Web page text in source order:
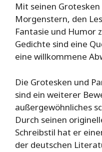
Mit seinen
Morgenstern, den
Fantasie und Humor
Gedichte sind eine
eine willkommene
Die Grotesken und
sind ein weiterer
außergewöhnliches
Durch seinen
Schreibstil hat er
der deutschen